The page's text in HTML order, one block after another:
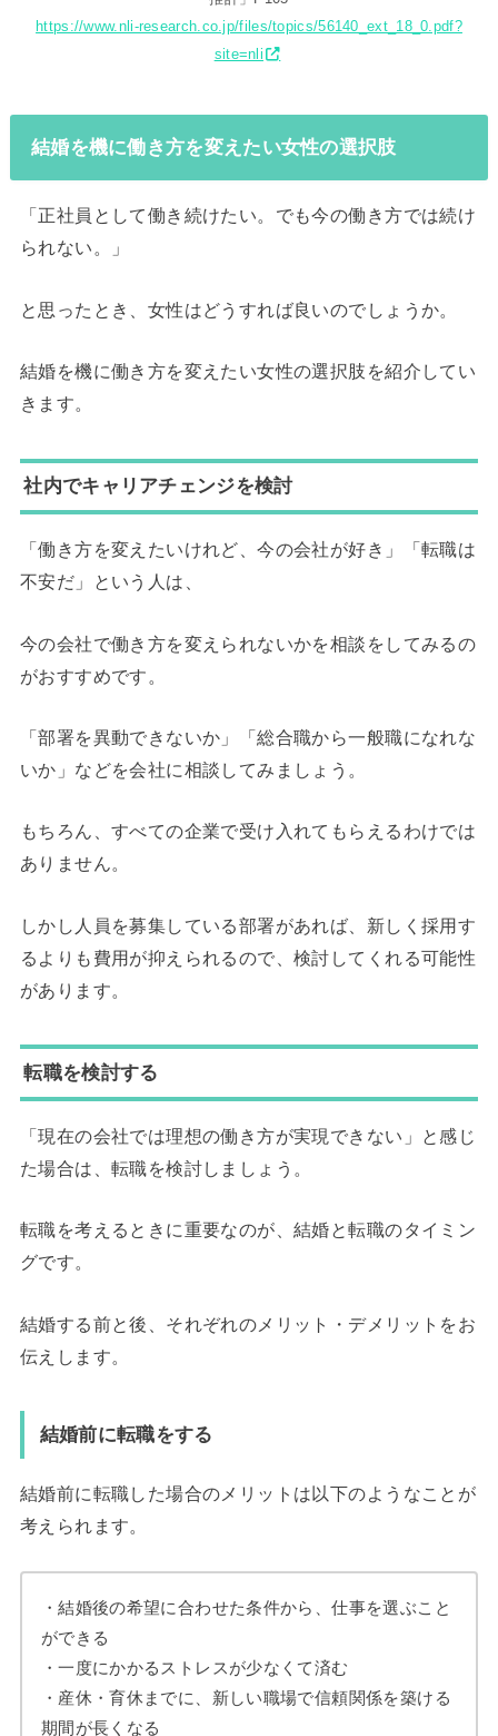
https://www.nli-research.co.jp/files/topics/56140_ext_18_0.pdf?
site=nli
結婚を機に働き方を変えたい女性の選択肢
「正社員として働き続けたい。でも今の働き方では続け
られない。」
と思ったとき、女性はどうすれば良いのでしょうか。
結婚を機に働き方を変えたい女性の選択肢を紹介してい
きます。
社内でキャリアチェンジを検討
「働き方を変えたいけれど、今の会社が好き」「転職は
不安だ」という人は、
今の会社で働き方を変えられないかを相談をしてみるの
がおすすめです。
「部署を異動できないか」「総合職から一般職になれな
いか」などを会社に相談してみましょう。
もちろん、すべての企業で受け入れてもらえるわけでは
ありません。
しかし人員を募集している部署があれば、新しく採用す
るよりも費用が抑えられるので、検討してくれる可能性
があります。
転職を検討する
「現在の会社では理想の働き方が実現できない」と感じ
た場合は、転職を検討しましょう。
転職を考えるときに重要なのが、結婚と転職のタイミン
グです。
結婚する前と後、それぞれのメリット・デメリットをお
伝えします。
結婚前に転職をする
結婚前に転職した場合のメリットは以下のようなことが
考えられます。
・結婚後の希望に合わせた条件から、仕事を選ぶこと
ができる
・一度にかかるストレスが少なくて済む
・産休・育休までに、新しい職場で信頼関係を築ける
期間が長くなる